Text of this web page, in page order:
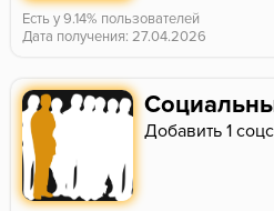
Есть у 9.14% пользователей
Дата получения: 27.04.2026
Добавить 1